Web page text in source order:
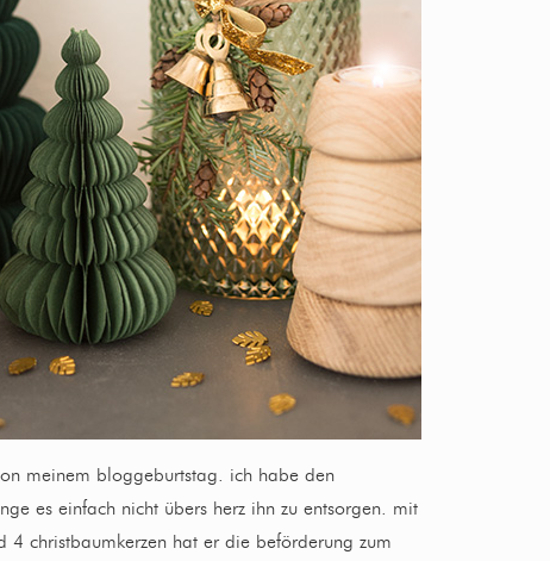
meinem bloggeburtstag. ich habe den
es einfach nicht übers herz ihn zu entsorgen. mit
4 christbaumkerzen hat er die beförderung zum